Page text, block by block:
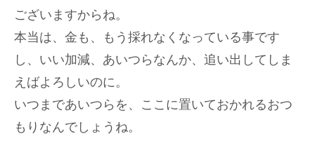
ございますからね。
本当は、金も、もう採れなくなっている事です
し、いい加減、あいつらなんか、追い出してしま
えばよろしいのに。
いつまであいつらを、ここに置いておかれるおつ
もりなんでしょうね。